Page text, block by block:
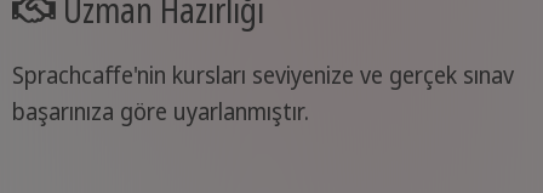
Uzman Hazırlığı
Sprachcaffe'nin kursları seviyenize ve gerçek sınav
başarınıza göre uyarlanmıştır.